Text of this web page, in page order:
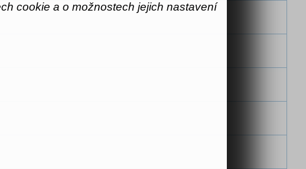
cookie a o možnostech jejich nastavení